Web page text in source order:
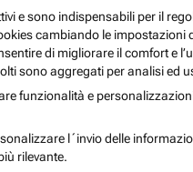
e sono indispensabili per il
cambiando le
di migliorare il comfort e
sono aggregati per analisi ed
funzionalità e
l´invio delle
rilevante.